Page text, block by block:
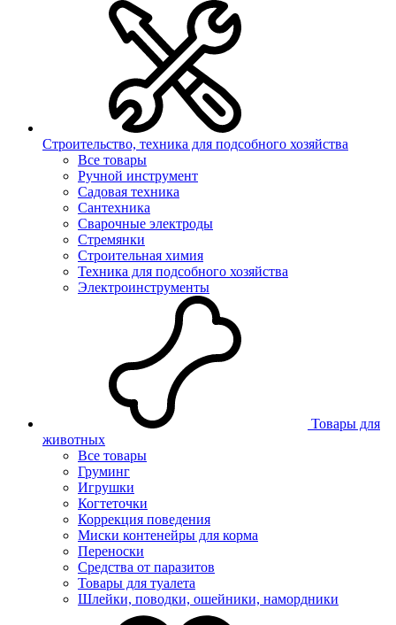
Строительство, техника для подсобного хозяйства
Все товары
Ручной инструмент
Садовая техника
Сантехника
Сварочные электроды
Стремянки
Строительная химия
Техника для подсобного хозяйства
Электроинструменты
Товары для
животных
Все товары
Груминг
Игрушки
Когтеточки
Коррекция поведения
Миски контенейры для корма
Переноски
Средства от паразитов
Товары для туалета
Шлейки, поводки, ошейники, намордники